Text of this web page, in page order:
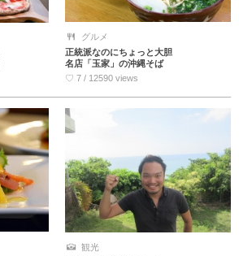
グルメ
正統派なのにちょっと大胆
名店「玉家」の沖縄そば
♡ 7 / 12590 views
観光